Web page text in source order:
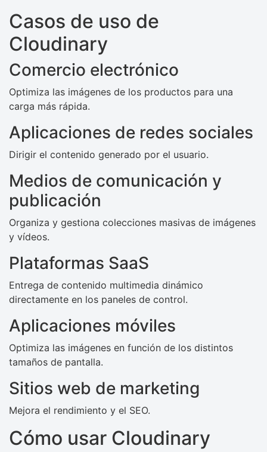
Casos de uso de
Cloudinary
Comercio electrónico
Optimiza las imágenes de los productos para una
carga más rápida.
Aplicaciones de redes sociales
Dirigir el contenido generado por el usuario.
Medios de comunicación y
publicación
Organiza y gestiona colecciones masivas de imágenes
y vídeos.
Plataformas SaaS
Entrega de contenido multimedia dinámico
directamente en los paneles de control.
Aplicaciones móviles
Optimiza las imágenes en función de los distintos
tamaños de pantalla.
Sitios web de marketing
Mejora el rendimiento y el SEO.
Cómo usar Cloudinary